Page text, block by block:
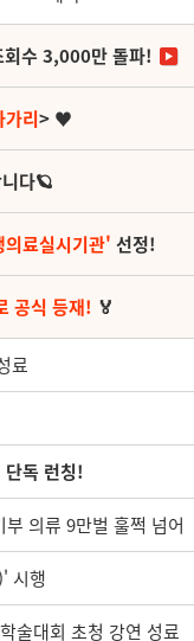
회수 3,000만 돌파!
가리> ♥
다🪐
료실시기관' 선정!
공식 등재! 🏅
료
독 런칭!
의류 9만벌 훌쩍 넘어
시행
술대회 초청 강연 성료